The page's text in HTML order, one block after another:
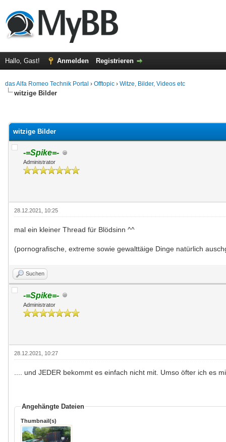
Hallo, Gast! Anmelden Registrieren
das Alfa Romeo Technik Portal › Offtopic › Witze, Bilder, Videos etc
witzige Bilder
witzige Bilder
-=Spike=-
Administrator
28.12.2021, 10:25
mal ein kleiner Thread für Blödsinn ^^
(pornografische, extreme sowie gewalttäige Dinge natürlich
Suchen
-=Spike=-
Administrator
28.12.2021, 10:27
.... und JEDER bekommt es einfach nicht mit. Umso öfter ich es
Angehängte Dateien
Thumbnail(s)